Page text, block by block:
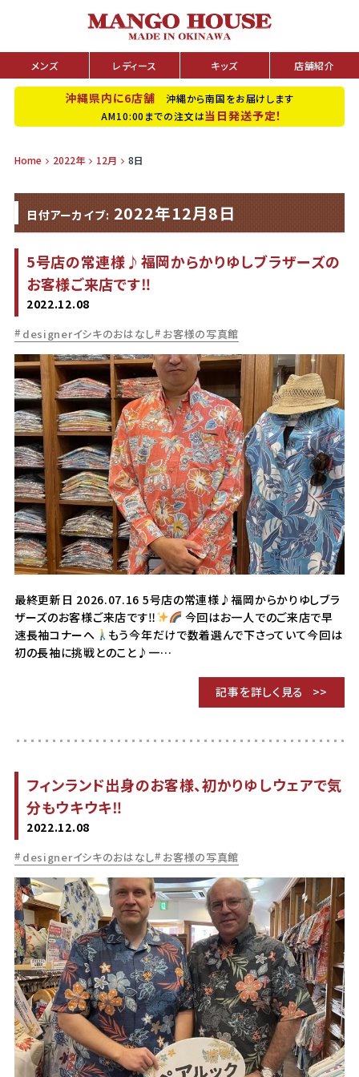
メンズ レディース キッズ 店舗紹介
沖縄県内に6店舗 沖縄から南国をお届けします
AM10:00までの注文は当日発送予定！
Home 2022年 12月 8日
日付アーカイブ: 2022年12月8日
5号店の常連様♪福岡からかりゆしブラザーズの
お客様ご来店です‼︎
2022.12.08
designerイシキのおはなし お客様の写真館
最終更新日 2026.07.16 5号店の常連様♪福岡からかりゆしブラ
ザーズのお客様ご来店です‼︎
今回はお一人でのご来店で早
速長袖コナーへ
もう今年だけで数着選んで下さっていて今回は
初の長袖に挑戦とのこと♪一…
記事を詳しく見る
フィンランド出身のお客様、初かりゆしウェアで気
分もウキウキ‼︎
2022.12.08
designerイシキのおはなし お客様の写真館